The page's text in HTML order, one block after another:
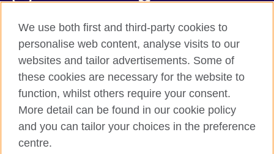
British Council globalnie
Prywatność i warunki użytkowania
Mapa strony
We use both first and third-party cookies to
personalise web content, analyse visits to our
websites and tailor advertisements. Some of
these cookies are necessary for the website to
function, whilst others require your consent.
More detail can be found in our cookie policy
and you can tailor your choices in the preference
centre.